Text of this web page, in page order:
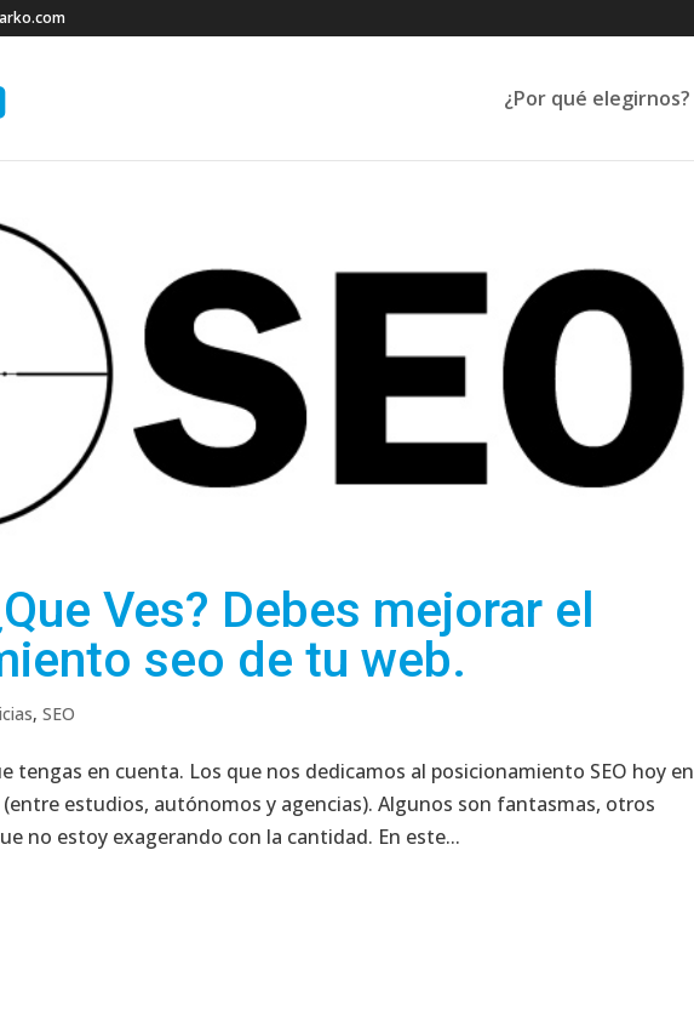
¿Por qué elegirnos?
Ves? Debes mejorar el
seo de tu web.
,SEO
tengas en cuenta. Los que nos dedicamos al posicionamiento SEO hoy en
(entre estudios, autónomos y agencias). Algunos son fantasmas, otros
no estoy exagerando con la cantidad. En este...